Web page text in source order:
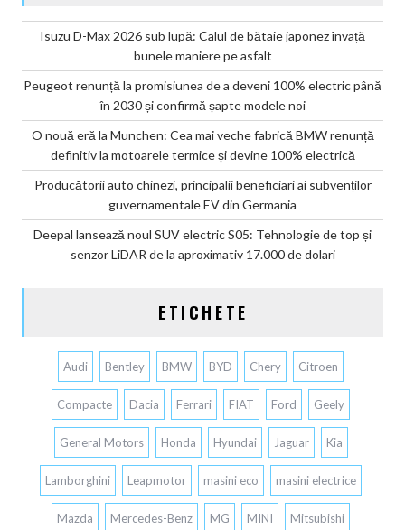
Isuzu D-Max 2026 sub lupă: Calul de bătaie japonez învață
bunele maniere pe asfalt
Peugeot renunță la promisiunea de a deveni 100% electric până
în 2030 și confirmă șapte modele noi
O nouă eră la Munchen: Cea mai veche fabrică BMW renunță
definitiv la motoarele termice și devine 100% electrică
Producătorii auto chinezi, principalii beneficiari ai subvenților
guvernamentale EV din Germania
Deepal lansează noul SUV electric S05: Tehnologie de top și
senzor LiDAR de la aproximativ 17.000 de dolari
ETICHETE
Audi Bentley BMW BYD Chery Citroen
Compacte Dacia Ferrari FIAT Ford Geely
General Motors Honda Hyundai Jaguar Kia
Lamborghini Leapmotor masini eco masini electrice
Mazda Mercedes-Benz MG MINI Mitsubishi